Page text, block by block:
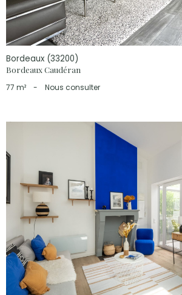
Bordeaux (33200)
Bordeaux Caudéran
77 m² - Nous consulter
voir le
bien